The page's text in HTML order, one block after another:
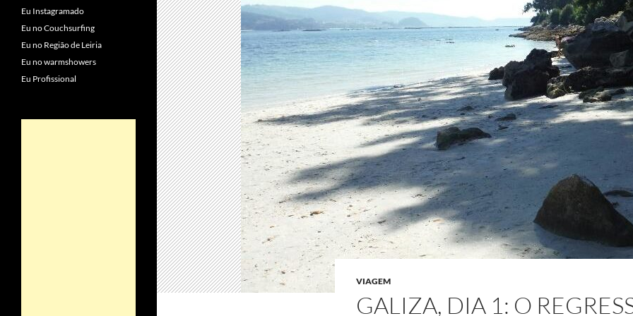
VIAGEM
GALIZA, DIA 1: O
Eu Instagramado
Eu no Couchsurfing
Eu no Região de Leiria
Eu no warmshowers
Eu Profissional